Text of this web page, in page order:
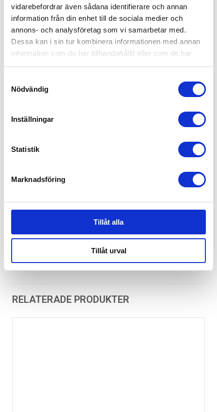
vidarebefordrar även sådana identifierare och annan
information från din enhet till de sociala medier och
annons- och analysföretag som vi samarbetar med.
Dessa kan i sin tur kombinera informationen med annan
information som du har tillhandahållit eller som de har
samlat in när du har använt deras tjänster.
Nödvändig
Inställningar
Statistik
Marknadsföring
Tillåt alla
Tillåt urval
Byggd för lång hållbarhet
Testad över7 000 km på ojämnt underlag
Modulär konstruktionsom möjliggör reparation
Därför väljer många Bugaboo Donkey 6
Rymlig
enkelvagn med tre klick
Generös förvaringför familjens behov
Flexibel vagn medöver 20 konfigurationer
RELATERADE PRODUKTER